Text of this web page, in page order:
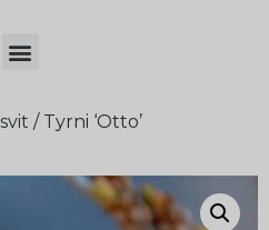
/ Tyrni ‘Otto’